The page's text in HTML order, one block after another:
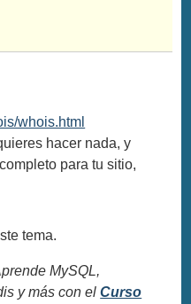
whois.html
hacer nada, y
para tu sitio,
tema.
MySQL,
y más con elCurso